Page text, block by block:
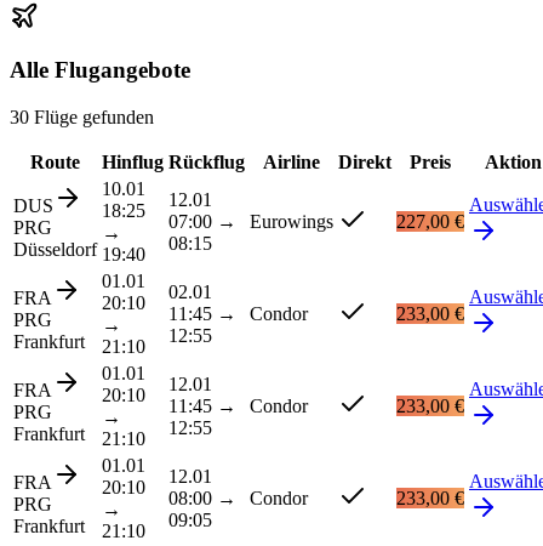
Alle Flugangebote
30 Flüge gefunden
Route Hinflug Rückflug Airline Direkt Preis Aktion
DUS
PRG
Düsseldorf
10.01
18:25
→
19:40
12.01
07:00 →
08:15
Eurowings 227,00 €
FRA
PRG
Frankfurt
01.01
20:10
→
21:10
02.01
11:45 →
12:55
Condor 233,00 €
FRA
PRG
Frankfurt
01.01
20:10
→
21:10
12.01
11:45 →
12:55
Condor 233,00 €
FRA
PRG
Frankfurt
01.01
20:10
→
21:10
12.01
08:00 →
09:05
Condor 233,00 €